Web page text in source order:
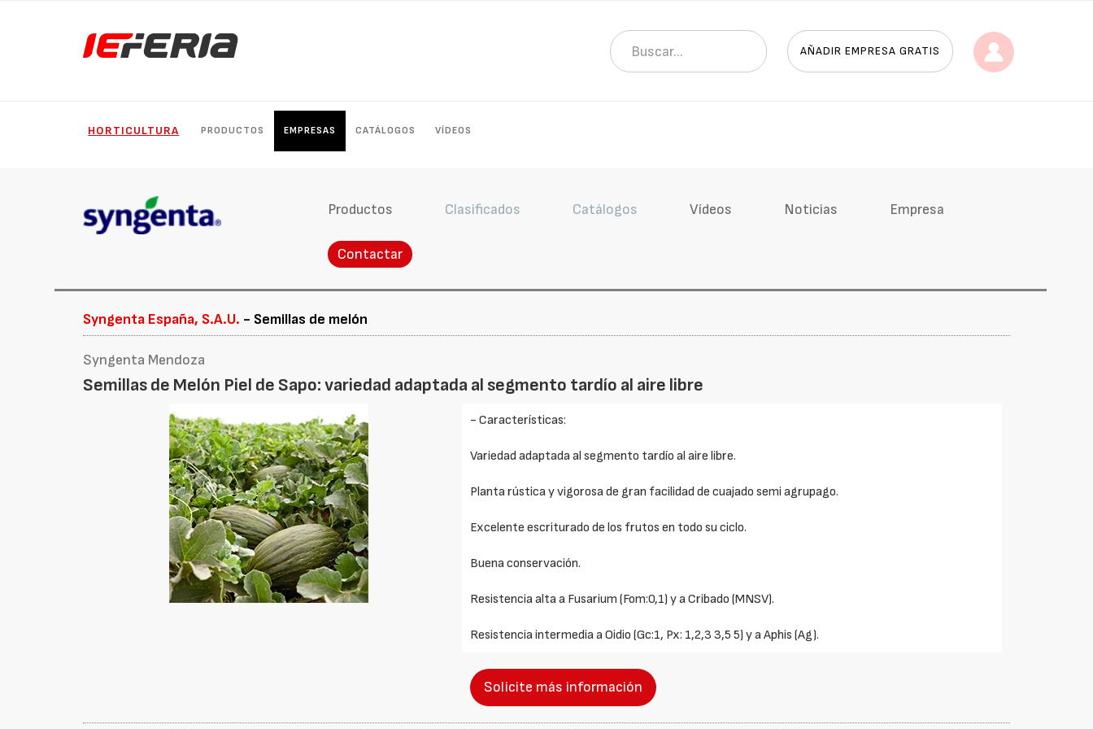
AÑADIR EMPRESA GRATIS
HORTICULTURA PRODUCTOS EMPRESAS CATÁLOGOS VÍDEOS
Productos Clasificados Catálogos Vídeos Noticias Empresa
Contactar
Syngenta España, S.A.U. - Semillas de melón
Syngenta Mendoza
Semillas de Melón Piel de Sapo: variedad adaptada al segmento tardío al aire libre
- Características:
Variedad adaptada al segmento tardío al aire libre.
Planta rústica y vigorosa de gran facilidad de cuajado semi agrupago.
Excelente escriturado de los frutos en todo su ciclo.
Buena conservación.
Resistencia alta a Fusarium (Fom:0,1) y a Cribado (MNSV).
Resistencia intermedia a Oidio (Gc:1, Px: 1,2,3 3,5 5) y a Aphis (Ag).
Solicite más información